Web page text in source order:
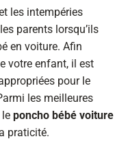
les intempéries
parents lorsqu’ils
en voiture. Afin
votre enfant, il est
pour le
les meilleures
poncho bébé voiture
praticité.